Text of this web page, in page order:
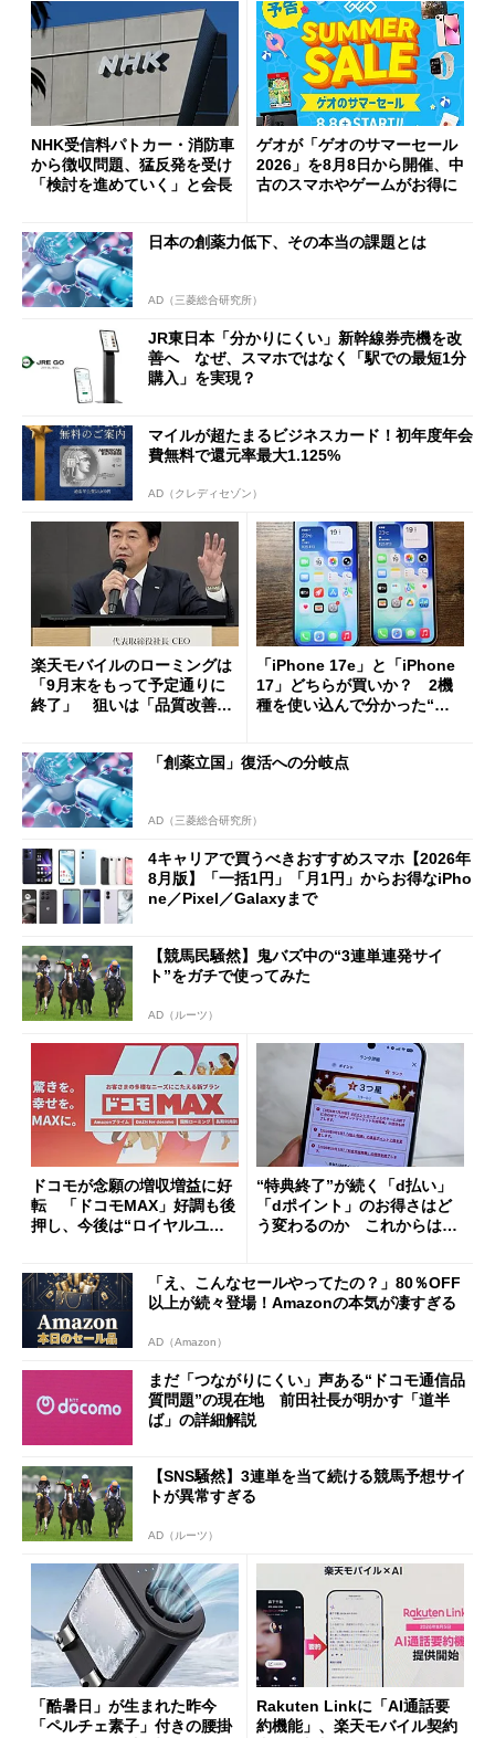
NHK受信料パトカー・消防車
から徴収問題、猛反発を受け
「検討を進めていく」と会長
ゲオが「ゲオのサマーセール
2026」を8月8日から開催、中
古のスマホやゲームがお得に
日本の創薬力低下、その本当の課題とは
AD（三菱総合研究所）
JR東日本「分かりにくい」新幹線券売機を改
善へ なぜ、スマホではなく「駅での最短1分
購入」を実現？
マイルが超たまるビジネスカード！初年度年会
費無料で還元率最大1.125%
AD（クレディセゾン）
楽天モバイルのローミングは
「9月末をもって予定通りに
終了」 狙いは「品質改善」
も
「iPhone 17e」と「iPhone
17」どちらが買いか？ 2機
種を使い込んで分かった“ス
「創薬立国」復活への分岐点
AD（三菱総合研究所）
4キャリアで買うべきおすすめスマホ【2026年
8月版】「一括1円」「月1円」からお得なiPho
ne／Pixel／Galaxyまで
【競馬民騒然】鬼バズ中の“3連単連発サイ
ト”をガチで使ってみた
AD（ルーツ）
ドコモが念願の増収増益に好
転 「ドコモMAX」好調も後
押し、今後は“ロイヤルユー
“特典終了”が続く「d払い」
「dポイント」のお得さはど
う変わるのか これからは
「え、こんなセールやってたの？」80％OFF
以上が続々登場！Amazonの本気が凄すぎる
AD（Amazon）
まだ「つながりにくい」声ある“ドコモ通信品
質問題”の現在地 前田社長が明かす「道半
ば」の詳細解説
【SNS騒然】3連単を当て続ける競馬予想サイ
トが異常すぎる
AD（ルーツ）
「酷暑日」が生まれた昨今
「ペルチェ素子」付きの腰掛
Rakuten Linkに「AI通話要
約機能」、楽天モバイル契約